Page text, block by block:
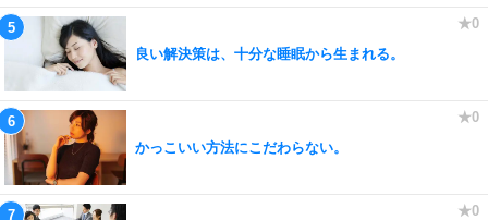
良い解決策は、十分な睡眠から生まれる。
かっこいい方法にこだわらない。